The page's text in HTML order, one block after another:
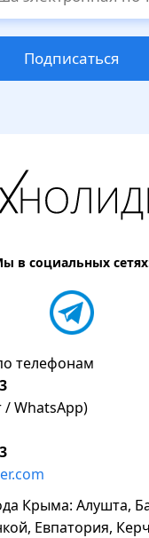
Подписаться
в социальных
телефонам
/ WhatsApp)
Крыма: Алушта,
Евпатория,